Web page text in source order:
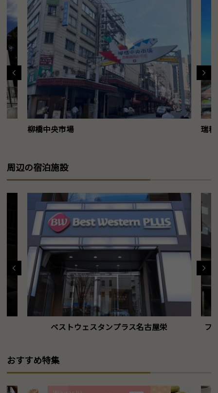
柳橋中央市場 瑞
周辺の宿泊施設
ベストウェスタンプラス名古屋栄 フ
おすすめ特集